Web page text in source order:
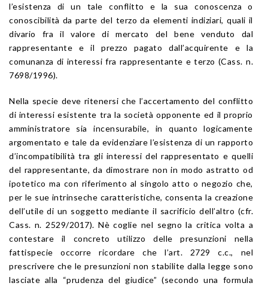
l’esistenza di un tale conflitto e la sua conoscenza o
conoscibilità da parte del terzo da elementi indiziari, quali il
divario fra il valore di mercato del bene venduto dal
rappresentante e il prezzo pagato dall’acquirente e la
comunanza di interessi fra rappresentante e terzo (Cass. n.
7698/1996).
Nella specie deve ritenersi che l’accertamento del conflitto
di interessi esistente tra la società opponente ed il proprio
amministratore sia incensurabile, in quanto logicamente
argomentato e tale da evidenziare l’esistenza di un rapporto
d’incompatibilità tra gli interessi del rappresentato e quelli
del rappresentante, da dimostrare non in modo astratto od
ipotetico ma con riferimento al singolo atto o negozio che,
per le sue intrinseche caratteristiche, consenta la creazione
dell’utile di un soggetto mediante il sacrificio dell’altro (cfr.
Cass. n. 2529/2017). Nè coglie nel segno la critica volta a
contestare il concreto utilizzo delle presunzioni nella
fattispecie occorre ricordare che l’art. 2729 c.c., nel
prescrivere che le presunzioni non stabilite dalla legge sono
lasciate alla “prudenza del giudice” (secondo una formula